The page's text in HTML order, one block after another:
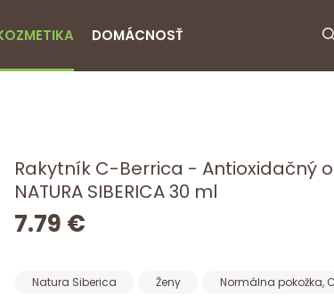
DOMÁCNOSŤ
Rakytník C-Berrica - Antioxidačný
NATURA SIBERICA 30 ml
7.79 €
Natura Siberica Ženy Normálna pokožka,